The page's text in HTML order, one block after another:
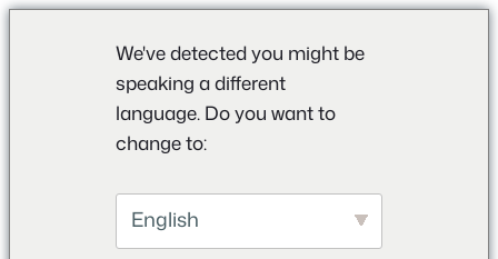
We've detected you might be
speaking a different
language. Do you want to
change to:
English